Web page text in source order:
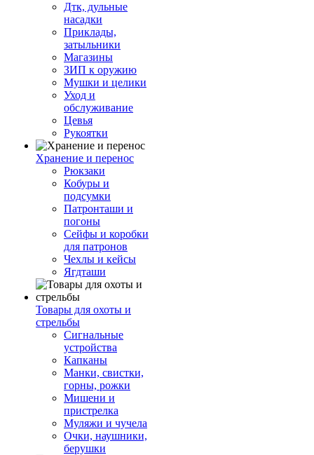
Дтк, дульные
насадки
Приклады,
затыльники
Магазины
ЗИП к оружию
Мушки и целики
Уход и
обслуживание
Цевья
Рукоятки
Хранение и перенос
Рюкзаки
Кобуры и
подсумки
Патронташи и
погоны
Сейфы и коробки
для патронов
Чехлы и кейсы
Ягдташи
Товары для охоты и
стрельбы
Сигнальные
устройства
Капканы
Манки, свистки,
горны, рожки
Мишени и
пристрелка
Муляжи и чучела
Очки, наушники,
берушки